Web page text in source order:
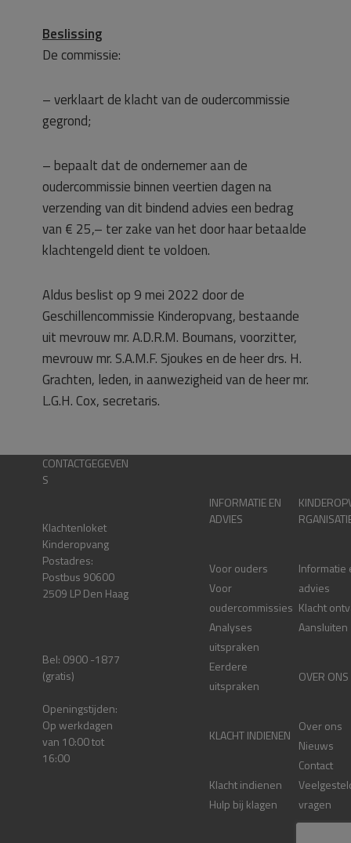
Beslissing
De commissie:
– verklaart de klacht van de oudercommissie
gegrond;
– bepaalt dat de ondernemer aan de
oudercommissie binnen veertien dagen na
verzending van dit bindend advies een bedrag
van € 25,– ter zake van het door haar betaalde
klachtengeld dient te voldoen.
Aldus beslist op 9 mei 2022 door de
Geschillencommissie Kinderopvang, bestaande
uit mevrouw mr. A.D.R.M. Boumans, voorzitter,
mevrouw mr. S.A.M.F. Sjoukes en de heer drs. H.
Grachten, leden, in aanwezigheid van de heer mr.
L.G.H. Cox, secretaris.
CONTACTGEGEVEN
S
Klachtenloket
Kinderopvang
Postadres:
Postbus 90600
2509 LP Den Haag
Bel: 0900 -1877
(gratis)
Openingstijden:
Op werkdagen
van 10:00 tot
16:00
INFORMATIE EN
ADVIES
Voor ouders
Voor
oudercommissies
Analyses
uitspraken
Eerdere
uitspraken
KLACHT INDIENEN
Klacht indienen
Hulp bij klagen
Informatie
advies
Klacht
Aansluiten
OVER ONS
Over ons
Nieuws
Contact
vragen